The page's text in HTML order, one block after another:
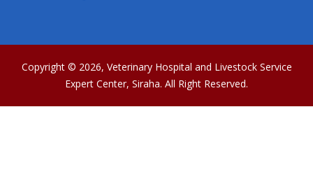
Copyright © 2026, Veterinary Hospital and Livestock Service
Expert Center, Siraha. All Right Reserved.